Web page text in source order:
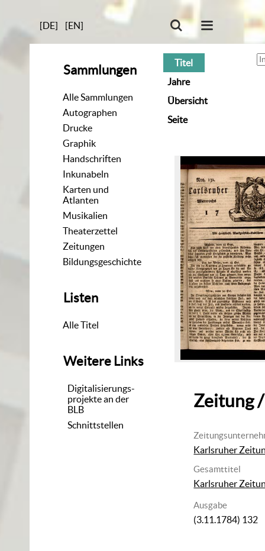
[DE] [EN]
Sammlungen
Alle Sammlungen
Autographen
Drucke
Graphik
Handschriften
Inkunabeln
Karten und
Atlanten
Musikalien
Theaterzettel
Zeitungen
Bildungsgeschichte
Listen
Alle Titel
Weitere Links
Digitalisierungs-
projekte an der
BLB
Schnittstellen
Titel
Jahre
Übersicht
Seite
Zeitung
Karlsruher
Gesamttitel
Karlsruher
Ausgabe
(3.11.1784) 132